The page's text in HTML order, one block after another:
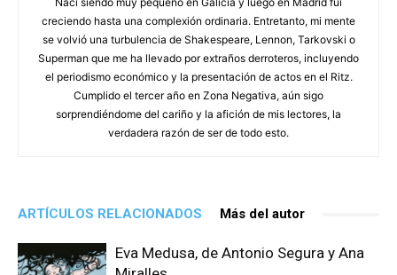
creciendo hasta una complexión ordinaria. Entretanto, mi mente
se volvió una turbulencia de Shakespeare, Lennon, Tarkovski o
Superman que me ha llevado por extraños derroteros, incluyendo
el periodismo económico y la presentación de actos en el Ritz.
Cumplido el tercer año en Zona Negativa, aún sigo
sorprendiéndome del cariño y la afición de mis lectores, la
verdadera razón de ser de todo esto.
ARTÍCULOS RELACIONADOS Más del autor
Eva Medusa, de Antonio Segura y Ana